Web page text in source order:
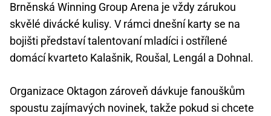
Brněnská Winning Group Arena je vždy zárukou
skvělé divácké kulisy. V rámci dnešní karty se na
bojišti představí talentovaní mladíci i ostřílené
domácí kvarteto Kalašnik, Roušal, Lengál a Dohnal.
Organizace Oktagon zároveň dávkuje fanouškům
spoustu zajímavých novinek, takže pokud si chcete